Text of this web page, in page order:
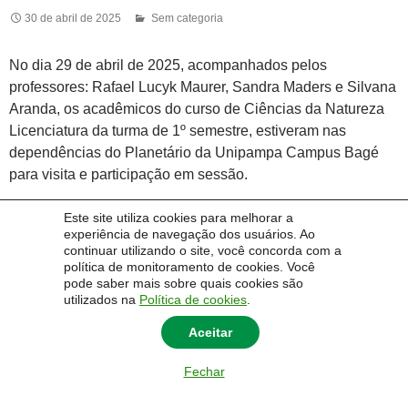
Este site utiliza cookies para melhorar a
experiência de navegação dos usuários. Ao
continuar utilizando o site, você concorda com a
política de monitoramento de cookies. Você
pode saber mais sobre quais cookies são
utilizados na Política de cookies
Aceitar
Fechar
30 de abril de 2025 Sem categoria
No dia 29 de abril de 2025, acompanhados pelos
professores: Rafael Lucyk Maurer, Sandra Maders e Silvana
Aranda, os acadêmicos do curso de Ciências da Natureza
Licenciatura da turma de 1º semestre, estiveram nas
dependências do Planetário da Unipampa Campus Bagé
para visita e participação em sessão.
A atividade vinculada ao componente curricular “Extensão
universitária no ambiente escolar”, ministrado pelo docente
Rafael, possibilitou o reconhecimento da indissociabilidade
entre pesquisa, ensino e extensão, além da compreensão
prática de conceitos que permeiam a matriz curricular do
curso, como o entendimento sobre as fronteiras do nosso
Universo, as escalas do nosso planeta, passando pelo
Sistema Solar, estrelas e galáxias até a fronteira do nosso